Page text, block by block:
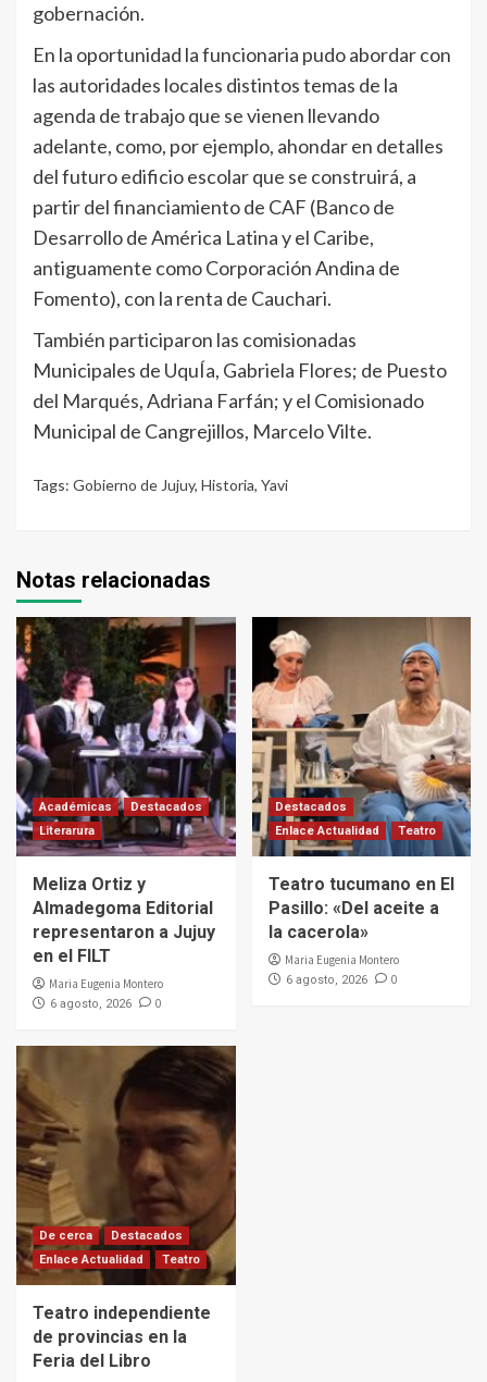
gobernación.
En la oportunidad la funcionaria pudo abordar con
las autoridades locales distintos temas de la
agenda de trabajo que se vienen llevando
adelante, como, por ejemplo, ahondar en detalles
del futuro edificio escolar que se construirá, a
partir del financiamiento de CAF (Banco de
Desarrollo de América Latina y el Caribe,
antiguamente como Corporación Andina de
Fomento), con la renta de Cauchari.
También participaron las comisionadas
Municipales de UquÍa, Gabriela Flores; de Puesto
del Marqués, Adriana Farfán; y el Comisionado
Municipal de Cangrejillos, Marcelo Vilte.
Tags: Gobierno de Jujuy, Historia, Yavi
Notas relacionadas
Académicas
Destacados
Literarura
Meliza Ortiz y
Almadegoma Editorial
representaron a Jujuy
en el FILT
Maria Eugenia Montero
6 agosto, 2026 0
Destacados
Enlace Actualidad
Teatro
Teatro tucumano en El
Pasillo: «Del aceite a
la cacerola»
Maria Eugenia Montero
6 agosto, 2026 0
De cerca
Destacados
Enlace Actualidad
Teatro
Teatro independiente
de provincias en la
Feria del Libro